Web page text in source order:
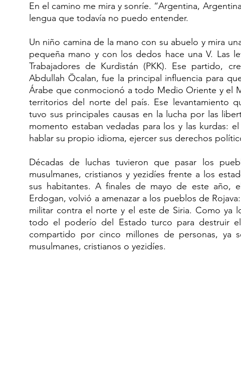
En el camino me mira y sonríe. “Argentina,
lengua que todavía no puedo entender.
Un niño camina de la mano con su abuelo y mira
pequeña mano y con los dedos hace una V. Las
Trabajadores de Kurdistán (PKK). Ese partido,
Abdullah Öcalan, fue la principal influencia para
Árabe que conmocionó a todo Medio Oriente y el
territorios del norte del país. Ese levantamiento
tuvo sus principales causas en la lucha por las
momento estaban vedadas para los y las kurdas:
hablar su propio idioma, ejercer sus derechos
Décadas de luchas tuvieron que pasar los
musulmanes, cristianos y yezidíes frente a los
sus habitantes. A finales de mayo de este año,
Erdogan, volvió a amenazar a los pueblos de
militar contra el norte y el este de Siria. Como ya
todo el poderío del Estado turco para destruir
compartido por cinco millones de personas, ya
musulmanes, cristianos o yezidíes.